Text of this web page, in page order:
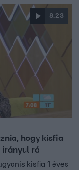
formába kell
8:23
hogy kisfia
irányul rá
kisfia 1 éves